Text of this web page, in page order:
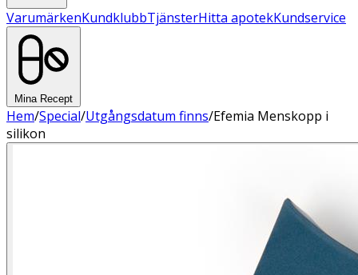
VarumärkenKundklubbTjänsterHitta apotekKundservice
Mina Recept
Hem/Special/Utgångsdatum finns/Efemia Menskopp i
silikon